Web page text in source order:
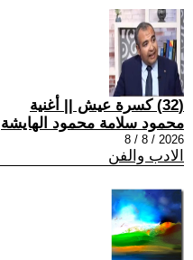
(32) كسرة عيش || أغنية
محمود سلامة محمود الهايشة
2026 / 8 / 8
الادب والفن